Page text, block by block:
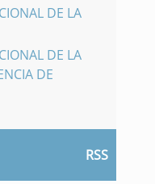
DE LA
DE LA
DE
RSS